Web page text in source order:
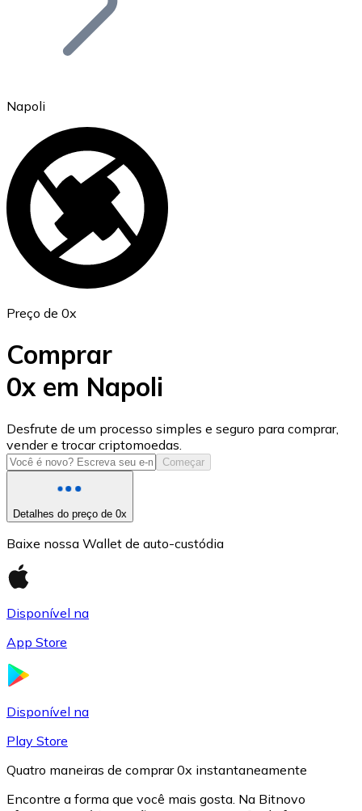
Ethereum
ETH
USD Coin
USDC
Napoli
Preço de 0x
Comprar
0x em Napoli
Desfrute de um processo simples e seguro para comprar,
vender e trocar criptomoedas.
Começar
Detalhes do preço de 0x
Baixe nossa Wallet de auto-custódia
Disponível na
App Store
Disponível na
Play Store
Quatro maneiras de comprar 0x instantaneamente
Encontre a forma que você mais gosta. Na Bitnovo